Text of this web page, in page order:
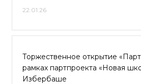
22.01.26
Торжественное открытие
рамках партпроекта «Новая
Избербаше